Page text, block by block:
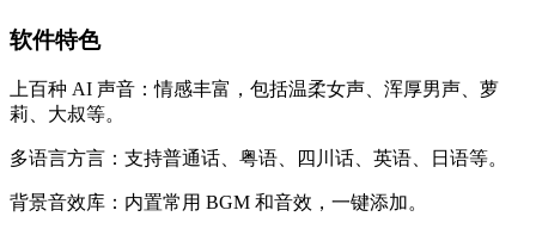
软件特色
上百种 AI 声音：情感丰富，包括温柔女声、浑厚男声、萝
莉、大叔等。
多语言方言：支持普通话、粤语、四川话、英语、日语等。
背景音效库：内置常用 BGM 和音效，一键添加。